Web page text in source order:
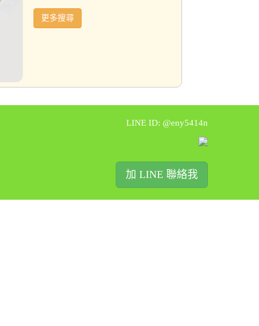
更多搜尋
LINE ID: @eny5414n
加 LINE 聯絡我